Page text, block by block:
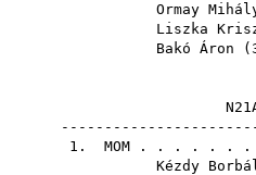
Ormay
Liszka
Bakó Áron (
1. MOM . . . . . . .
Kézdy